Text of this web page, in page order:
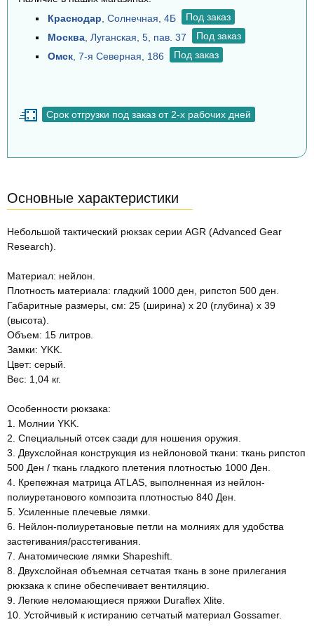
Краснодар , Солнечная, 4Б
Под заказ
Москва , Луганская, 5, пав. 37
Под заказ
Омск , 7-я Северная, 186 Под заказ
Срок отгрузки под заказ от 2-х рабочих дней
Основные характеристики
Небольшой тактический рюкзак серии AGR (Advanced Gear
Research).
Материал: нейлон.
Плотность материала: гладкий 1000 ден, рипстоп 500 ден.
Габаритные размеры, см: 25 (ширина) x 20 (глубина) x 39
(высота).
Объем: 15 литров.
Замки: YKK.
Цвет: серый.
Вес: 1,04 кг.
Особенности рюкзака:
1. Молнии YKK.
2. Специальный отсек сзади для ношения оружия.
3. Двухслойная конструкция из нейлоновой ткани: ткань рипстоп
500 Ден / ткань гладкого плетения плотностью 1000 Ден.
4. Крепежная матрица ATLAS, выполненная из нейлон-
полиуретанового композита плотностью 840 Ден.
5. Усиленные плечевые лямки.
6. Нейлон-полиуретановые петли на молниях для удобства
застегивания/расстегивания.
7. Анатомические лямки Shapeshift.
8. Двухслойная объемная сетчатая ткань в зоне прилегания
рюкзака к спине обеспечивает вентиляцию.
9. Легкие неломающиеся пряжки Duraflex Xlite.
10. Устойчивый к истиранию сетчатый материал Gossamer.